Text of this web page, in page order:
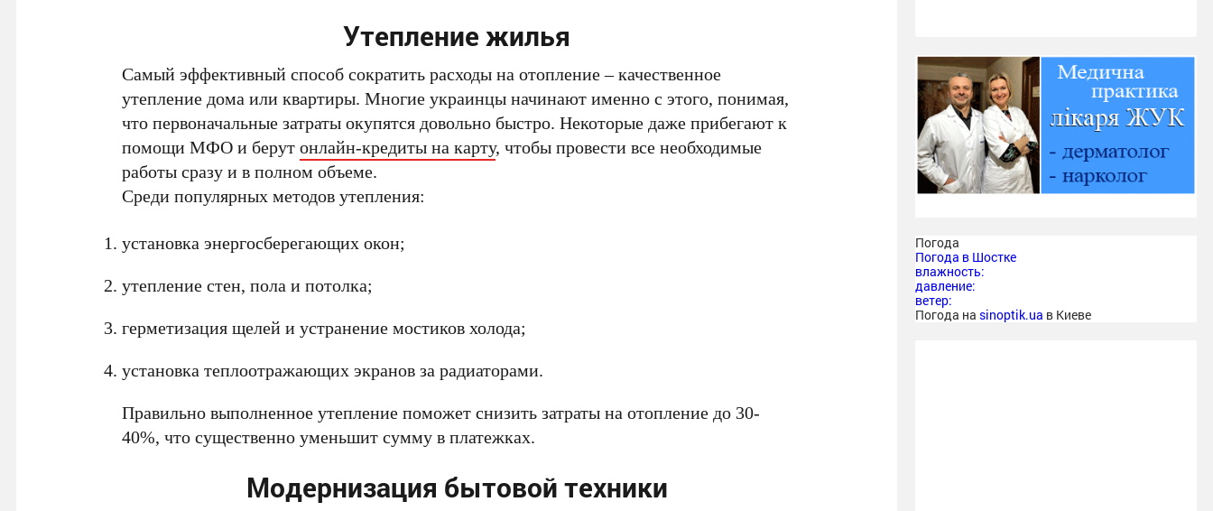
Утепление жилья
Самый эффективный способ сократить расходы на отопление – качественное
утепление дома или квартиры. Многие украинцы начинают именно с этого, понимая,
что первоначальные затраты окупятся довольно быстро. Некоторые даже прибегают к
помощи МФО и берутонлайн-кредиты на карту, чтобы провести все необходимые
работы сразу и в полном объеме.
Среди популярных методов утепления:
установка энергосберегающих окон;
утепление стен, пола и потолка;
герметизация щелей и устранение мостиков холода;
установка теплоотражающих экранов за радиаторами.
Правильно выполненное утепление поможет снизить затраты на отопление до 30-
40%, что существенно уменьшит сумму в платежках.
Модернизация бытовой техники
Погода
Погода в Шостке
влажность:
давление:
ветер:
Погода на sinoptik.ua в Киеве